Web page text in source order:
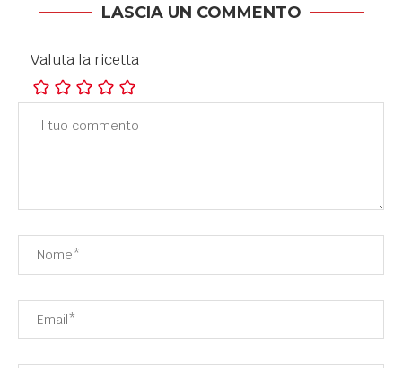
LASCIA UN COMMENTO
Valuta la ricetta